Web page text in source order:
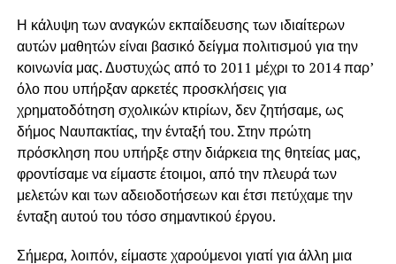
Η κάλυψη των αναγκών εκπαίδευσης των ιδιαίτερων
αυτών μαθητών είναι βασικό δείγμα πολιτισμού για την
κοινωνία μας. Δυστυχώς από το 2011 μέχρι το 2014 παρ’
όλο που υπήρξαν αρκετές προσκλήσεις για
χρηματοδότηση σχολικών κτιρίων, δεν ζητήσαμε, ως
δήμος Ναυπακτίας, την ένταξή του. Στην πρώτη
πρόσκληση που υπήρξε στην διάρκεια της θητείας μας,
φροντίσαμε να είμαστε έτοιμοι, από την πλευρά των
μελετών και των αδειοδοτήσεων και έτσι πετύχαμε την
ένταξη αυτού του τόσο σημαντικού έργου.
Σήμερα, λοιπόν, είμαστε χαρούμενοι γιατί για άλλη μια